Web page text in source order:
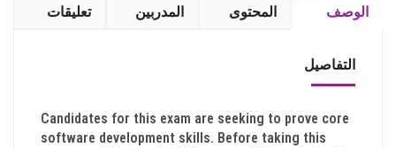
الوصف المحتوى المدربين تعليقات
التفاصيل
Candidates for this exam are seeking to prove core
software development skills. Before taking this